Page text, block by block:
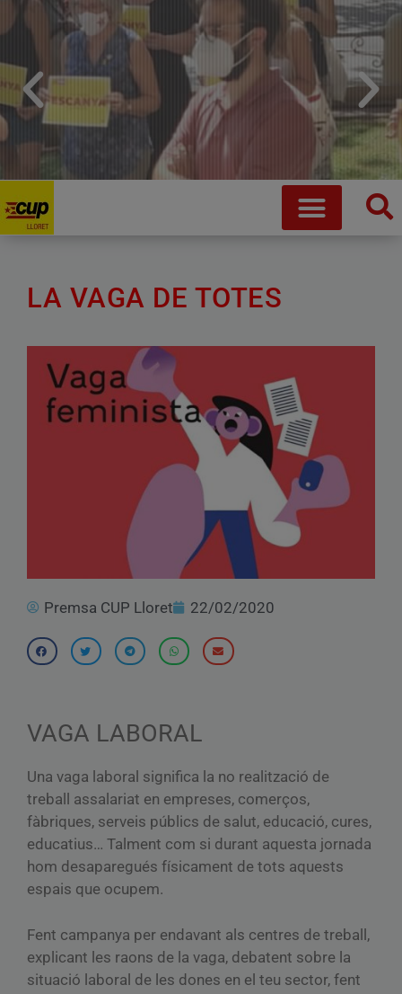
Que no ens robin la vida
LA VAGA DE TOTES
Premsa CUP Lloret 22/02/2020
VAGA LABORAL
Una vaga laboral significa la no realització de
treball assalariat en empreses, comerços,
fàbriques, serveis públics de salut, educació, cures,
educatius… Talment com si durant aquesta jornada
hom desaparegués físicament de tots aquests
espais que ocupem.
Fent campanya per endavant als centres de treball,
explicant les raons de la vaga, debatent sobre la
situació laboral de les dones en el teu sector, fent